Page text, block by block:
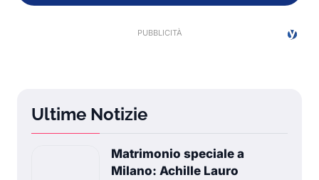
Ultime Notizie
Matrimonio speciale a
Milano: Achille Lauro